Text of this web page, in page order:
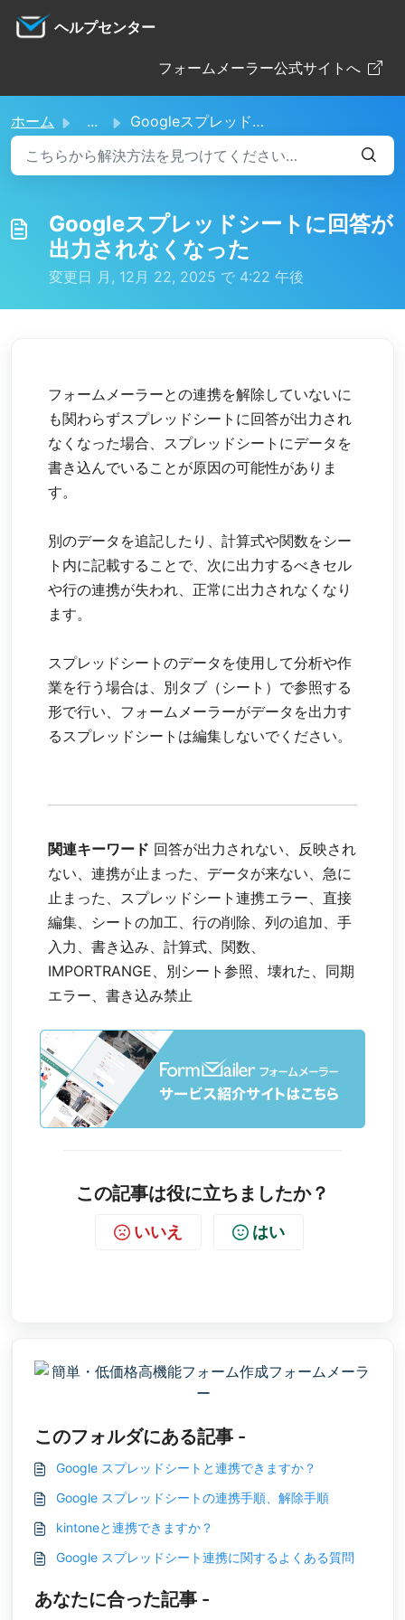
ヘルプセンター
フォームメーラー公式サイトへ
ホーム ... Googleスプレッドシートに回答が出力されなくなった
Googleスプレッドシートに回答が
出力されなくなった
変更日 月, 12月 22, 2025 で 4:22 午後
フォームメーラーとの連携を解除していないに
も関わらずスプレッドシートに回答が出力され
なくなった場合、スプレッドシートにデータを
書き込んでいることが原因の可能性がありま
す。
別のデータを追記したり、計算式や関数をシー
ト内に記載することで、次に出力するべきセル
や行の連携が失われ、正常に出力されなくなり
ます。
スプレッドシートのデータを使用して分析や作
業を行う場合は、別タブ（シート）で参照する
形で行い、フォームメーラーがデータを出力す
るスプレッドシートは編集しないでください。
関連キーワード 回答が出力されない、反映され
ない、連携が止まった、データが来ない、急に
止まった、スプレッドシート連携エラー、直接
編集、シートの加工、行の削除、列の追加、手
入力、書き込み、計算式、関数、
IMPORTRANGE、別シート参照、壊れた、同期
エラー、書き込み禁止
この記事は役に立ちましたか？
いいえ はい
このフォルダにある記事 -
Google スプレッドシートと連携できますか？
Google スプレッドシートの連携手順、解除手順
kintoneと連携できますか？
Google スプレッドシート連携に関するよくある質問
あなたに合った記事 -